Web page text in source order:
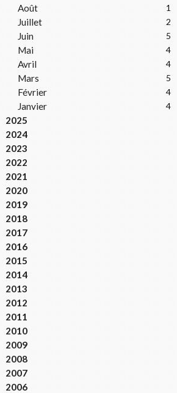
Août
1
Juillet 2
Juin 5
Mai 4
Avril 4
Mars 5
Février 4
Janvier 4
2025
2024
2023
2022
2021
2020
2019
2018
2017
2016
2015
2014
2013
2012
2011
2010
2009
2008
2007
2006